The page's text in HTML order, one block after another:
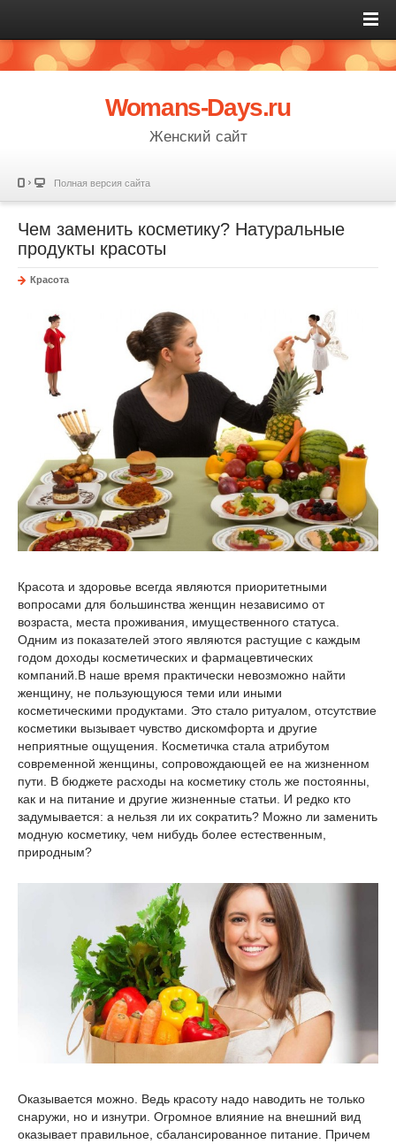
Womans-Days.ru
Женский сайт
Полная версия сайта
Чем заменить косметику? Натуральные
продукты красоты
Красота
Красота и здоровье всегда являются приоритетными
вопросами для большинства женщин независимо от
возраста, места проживания, имущественного статуса.
Одним из показателей этого являются растущие с каждым
годом доходы косметических и фармацевтических
компаний.В наше время практически невозможно найти
женщину, не пользующуюся теми или иными
косметическими продуктами. Это стало ритуалом, отсутствие
косметики вызывает чувство дискомфорта и другие
неприятные ощущения. Косметичка стала атрибутом
современной женщины, сопровождающей ее на жизненном
пути. В бюджете расходы на косметику столь же постоянны,
как и на питание и другие жизненные статьи. И редко кто
задумывается: а нельзя ли их сократить? Можно ли заменить
модную косметику, чем нибудь более естественным,
природным?
Оказывается можно. Ведь красоту надо наводить не только
снаружи, но и изнутри. Огромное влияние на внешний вид
оказывает правильное, сбалансированное питание. Причем